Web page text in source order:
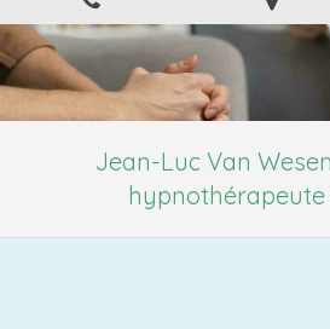
Jean-Luc Van
hypnothérapeute